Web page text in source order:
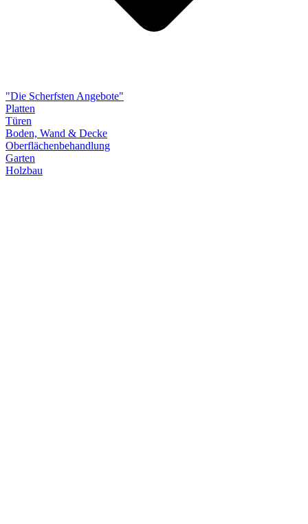
"Die Scherfsten Angebote"
Platten
Türen
Boden, Wand & Decke
Oberflächenbehandlung
Garten
Holzbau